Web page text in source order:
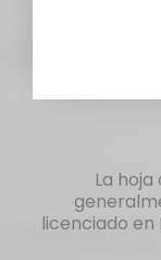
La
licenciado en